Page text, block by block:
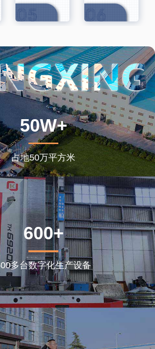
50W+
占地50万平方米
600+
多台数字化生产设备